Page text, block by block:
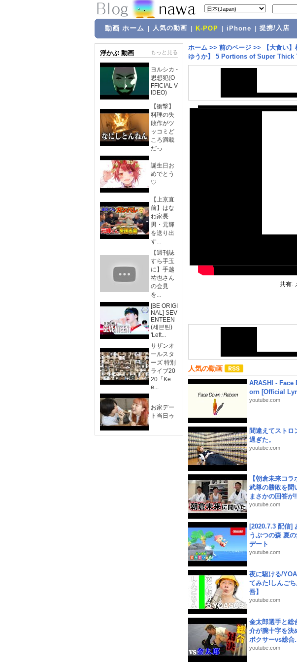
動画 ホーム 人気の動画 K-POP iPhone 提携/入店
浮かぶ 動画 もっと見る
ヨルシカ -
思想犯(O
FFICIAL V
IDEO)
【衝撃】
料理の失
敗作がツ
ッコミど
ころ満載
だっ...
誕生日お
めでとう
♡
【上京直
前】はな
わ家長
男・元輝
を送り出
す...
【週刊誌
すら手玉
に】手越
祐也さん
の会見
を...
[BE ORIGI
NAL] SEV
ENTEEN
(세븐틴)
'Left...
サザンオ
ールスタ
ーズ 特別
ライブ20
20「Ke
e...
お家デー
ト当日ゥ
ホーム >> 前のページ >>
【大食い
ゆうか】 5 Portions of Super Thick
共有:
人気の動画
ARASHI - Face
orn [Official
youtube.com
間違えてストロ
過ぎた。
youtube.com
【朝倉未来コ
武尊の勝敗を聞
まさかの回答が
youtube.com
[2020.7.3 配信]
うぶつの森 夏
デート
youtube.com
夜に駆ける/
てみた!しんご
吾】
youtube.com
金太郎選手と総
介が腕十字を決
ボクサーvs総合
youtube.com